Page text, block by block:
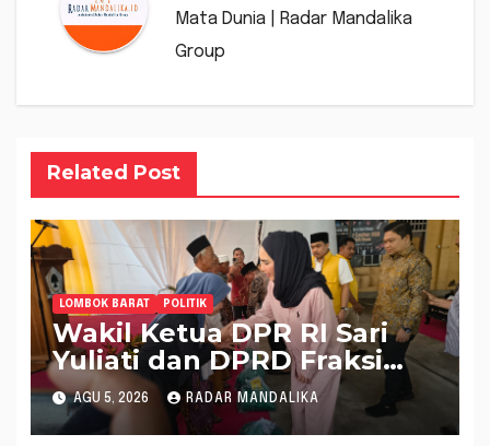
Mata Dunia | Radar Mandalika
Group
Related Post
LOMBOK BARAT POLITIK
Wakil Ketua DPR RI Sari
Yuliati dan DPRD Fraksi
Golkar Kolaborasi
Alokasikan Ratusan Unit
AGU 5, 2026 RADAR MANDALIKA